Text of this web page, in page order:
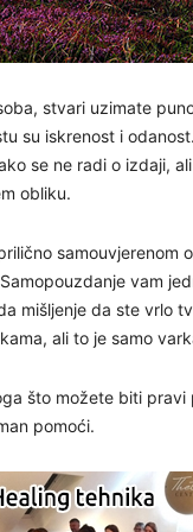
stvari uzimate
su iskrenost i
se ne radi o izdaji,
obliku.
samouvjerenom
vam
mišljenje da ste vrlo
ali to je samo
što možete biti pravi
pomoći.